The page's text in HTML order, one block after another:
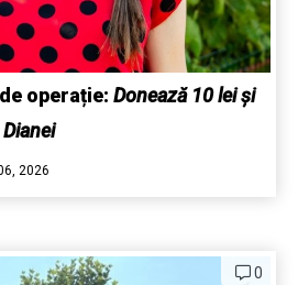
operație: Donează 10 lei și
2026
0